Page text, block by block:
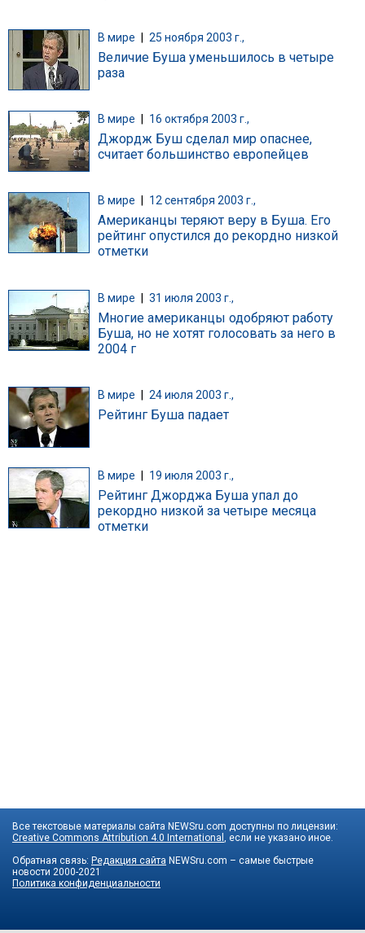
В мире 25 ноября 2003 г.,
Величие Буша уменьшилось в четыре
раза
В мире 16 октября 2003 г.,
Джордж Буш сделал мир опаснее,
считает большинство европейцев
В мире 12 сентября 2003 г.,
Американцы теряют веру в Буша. Его
рейтинг опустился до рекордно низкой
отметки
В мире | 31 июля 2003 г.,
Многие американцы одобряют работу
Буша, но не хотят голосовать за него в
2004 г
В мире 24 июля 2003 г.,
Рейтинг Буша падает
В мире 19 июля 2003 г.,
Рейтинг Джорджа Буша упал до
рекордно низкой за четыре месяца
отметки
Все текстовые материалы сайта NEWSru.com доступны по лицензии:
Creative Commons Attribution 4.0 International , если не указано иное.
Обратная связь: Редакция сайта NEWSru.com – самые быстрые
новости 2000-2021
Политика конфиденциальности